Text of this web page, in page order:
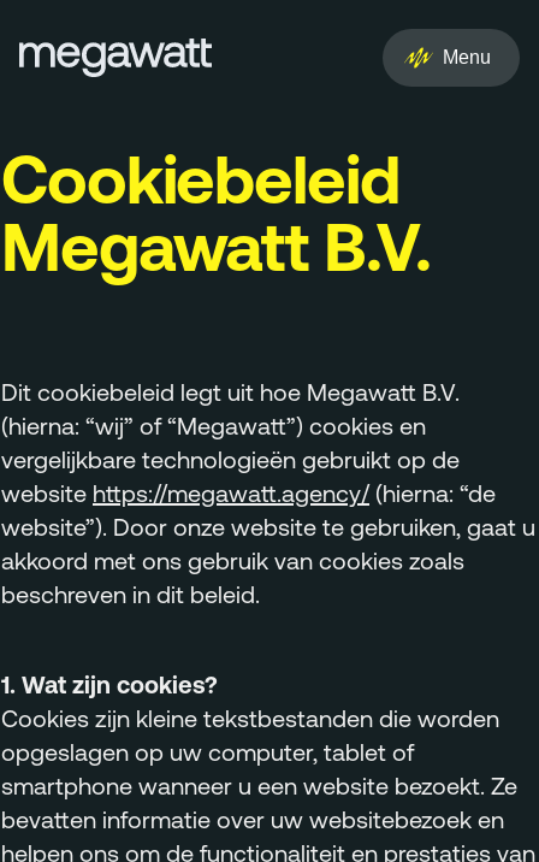
Menu
ENNL
Creative
Social
Brand
PR & Media
Menu
Culture
Insights
Careers
Contact
Cookiebeleid
Megawatt B.V.
Dit cookiebeleid legt uit hoe Megawatt B.V.
(hierna: “wij” of “Megawatt”) cookies en
vergelijkbare technologieën gebruikt op de
website https://megawatt.agency/(hierna: “de
website”). Door onze website te gebruiken, gaat u
akkoord met ons gebruik van cookies zoals
beschreven in dit beleid.
1. Wat zijn cookies?
Cookies zijn kleine tekstbestanden die worden
opgeslagen op uw computer, tablet of
smartphone wanneer u een website bezoekt. Ze
bevatten informatie over uw websitebezoek en
helpen ons om de functionaliteit en prestaties van